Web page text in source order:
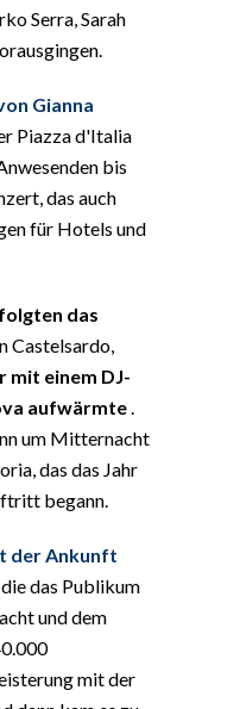
Serra, Sarah
Gianna
Piazza d'Italia
bis
das auch
für Hotels und
das
Castelsardo,
mit einem DJ-
aufwärmte
um Mitternacht
das das Jahr
begann.
der Ankunft
, die das Publikum
und dem
mit der